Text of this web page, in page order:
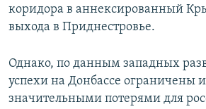
коридора в аннексированный
выхода в Приднестровье.
Однако, по данным западных
успехи на Донбассе ограничены
значительными потерями для